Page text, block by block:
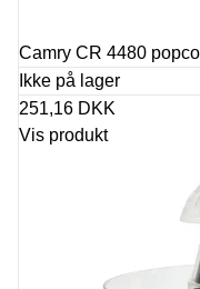
Camry CR 4480
Ikke på lager
251,16 DKK
Vis produkt